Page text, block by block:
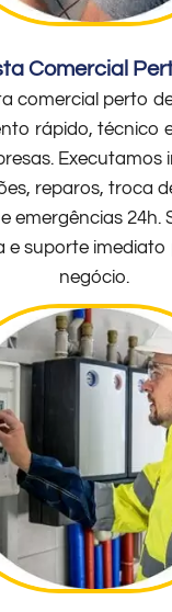
Comercial
comercial perto
rápido, técnico
Executamos
reparos, troca
emergências 24h.
e suporte imediato
negócio.